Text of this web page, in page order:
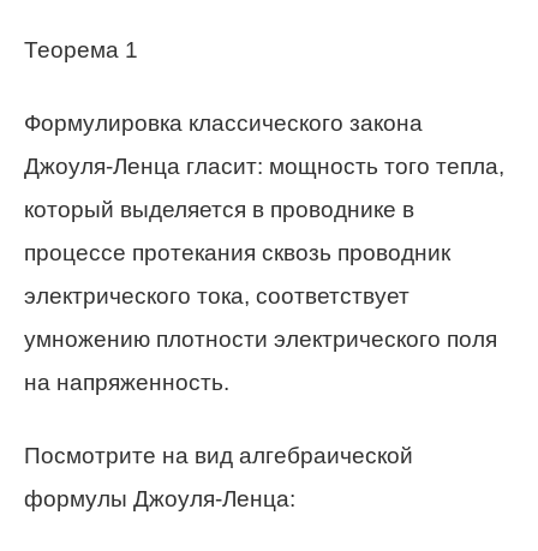
Теорема 1
Формулировка классического закона
Джоуля-Ленца гласит: мощность того тепла,
который выделяется в проводнике в
процессе протекания сквозь проводник
электрического тока, соответствует
умножению плотности электрического поля
на напряженность.
Посмотрите на вид алгебраической
формулы Джоуля-Ленца: